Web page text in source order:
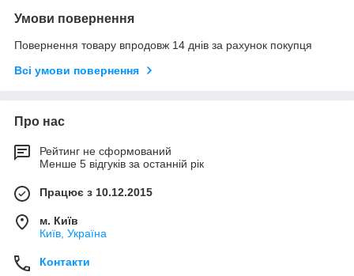
Умови повернення
Повернення товару впродовж 14 днів за рахунок покупця
Всі умови повернення
Про нас
Рейтинг не сформований
Менше 5 відгуків за останній рік
Працює з 10.12.2015
м. Київ
Київ, Україна
Контакти